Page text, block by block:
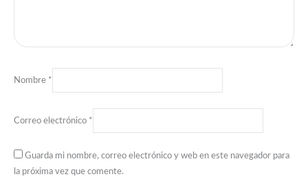
Nombre *
Correo electrónico *
Guarda mi nombre, correo electrónico y web en este navegador para
la próxima vez que comente.